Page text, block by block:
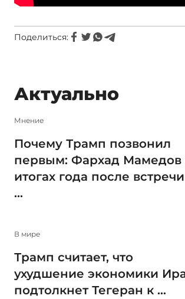
Поделиться:
Актуально
Мнение
Почему Трамп позвонил
первым: Фархад Мамедов
итогах года после
...
В мире
Трамп считает, что
ухудшение экономики
подтолкнет Тегеран к ...